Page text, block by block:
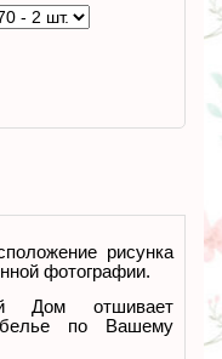
рисунка
фотографии.
Дом отшивает
белье по Вашему